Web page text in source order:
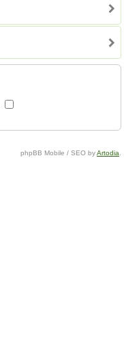
phpBB Mobile / SEO byArtodia